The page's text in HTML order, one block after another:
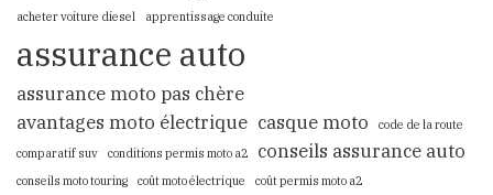
acheter voiture diesel apprentissage conduite
assurance auto
assurance moto pas chère
avantages moto électrique casque moto
code de la route
comparatif suv
conditions permis moto a2 conseils assurance auto
conseils moto touring coût moto électrique coût permis moto a2